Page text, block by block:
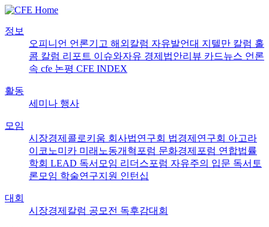
정보
오피니언 언론기고 해외칼럼 자유발언대 지텔만 칼럼 홀
콤 칼럼 리포트 이슈와자유 경제법안리뷰 카드뉴스 언론
속 cfe 논평 CFE INDEX
활동
세미나 행사
모임
시장경제콜로키움 회사법연구회 법경제연구회 아고라
이코노미카 미래노동개혁포럼 문화경제포럼 연합법률
학회 LEAD 독서모임 리더스포럼 자유주의 입문 독서토
론모임 학술연구지원 인턴십
대회
시장경제칼럼 공모전 독후감대회